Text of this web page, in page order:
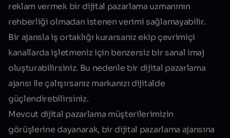
reklam vermek bir dijital pazarlama uzmanının
rehberliği olmadan istenen verimi sağlamayabilir.
Bir ajansla iş ortaklığı kurarsanız ekip çevrimiçi
kanallarda işletmeniz için benzersiz bir sanal imaj
oluşturabilirsiniz. Bu nedenle bir dijital pazarlama
ajansı ile çalışırsanız markanızı dijitalde
güçlendirebilirsiniz.
Mevcut dijital pazarlama müşterilerimizin
görüşlerine dayanarak, bir dijital pazarlama ajansına